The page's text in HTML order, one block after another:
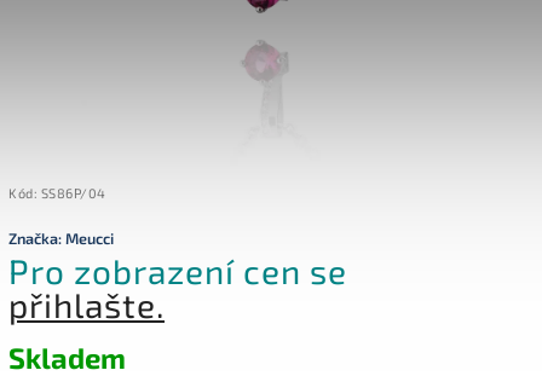
Kód: SS86P/04
Značka:Meucci
Pro zobrazení cen se
přihlašte.
Skladem